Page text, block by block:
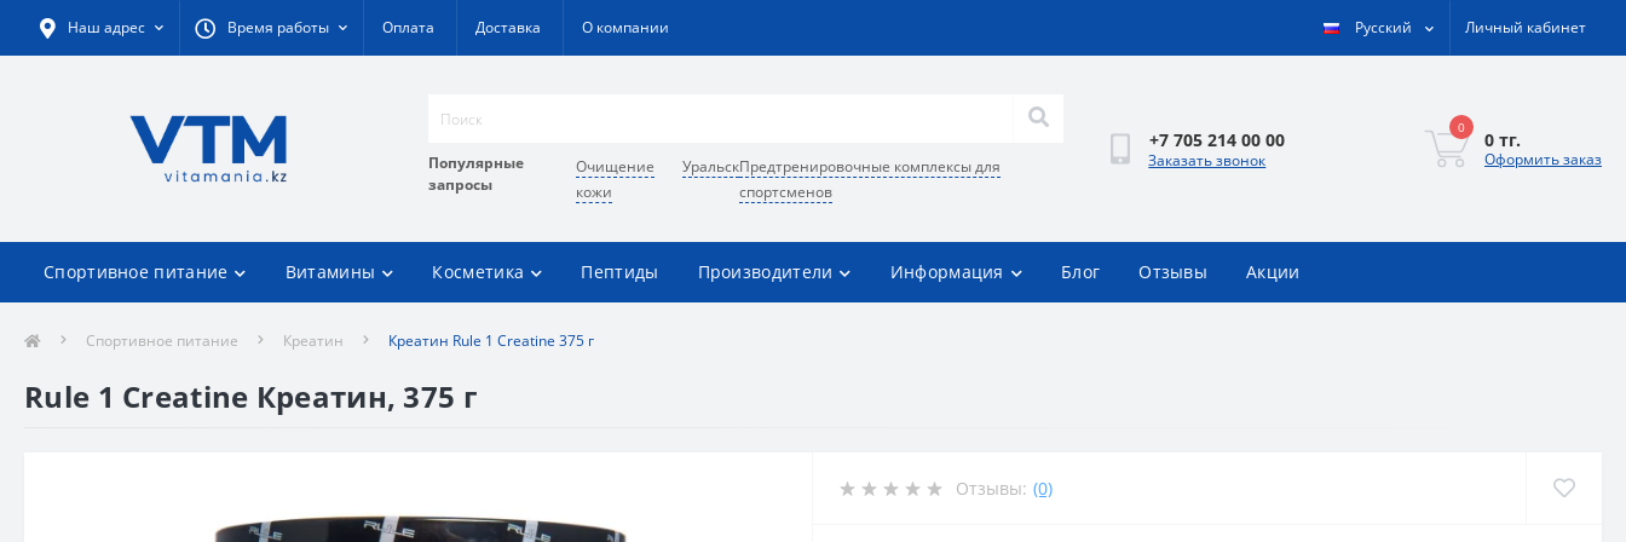
Наш адрес Время работы Оплата Доставка О компании Русский Личный кабинет
Популярные
запросы
Очищение
кожи
УральскПредтренировочные комплексы для
спортсменов
+7 705 214 00 00
Заказать звонок
0
0 тг.
Оформить заказ
Спортивное питание Витамины Косметика Пептиды Производители Информация Блог Отзывы Акции
Спортивное питание Креатин Креатин Rule 1 Creatine 375 г
Rule 1 Creatine Креатин, 375 г
Отзывы: (0)